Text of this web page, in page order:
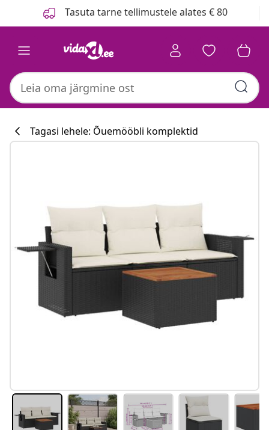
Tasuta tarne tellimustele alates € 80
#sharemevidaxl
Tagasi lehele: Õuemööbli komplektid